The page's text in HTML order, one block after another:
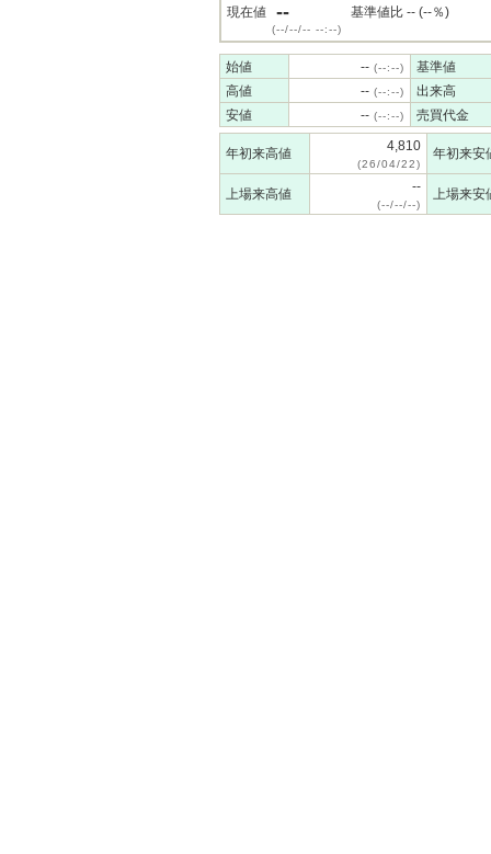
現在値 --
(--/--/-- --:--)
基準値比 -- (--％)
始値 -- (--:--)
基準値
高値
-- (--:--)
出来高
安値
-- (--:--) 売買代金
年初来高値 4,810
(26/04/22)
年初来安
上場来高値 --
(--/--/--)
上場来安